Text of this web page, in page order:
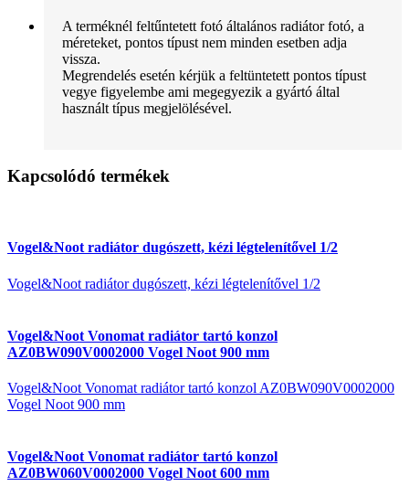
A terméknél feltűntetett fotó általános radiátor fotó, a
méreteket, pontos típust nem minden esetben adja
vissza.
Megrendelés esetén kérjük a feltüntetett pontos típust
vegye figyelembe ami megegyezik a gyártó által
használt típus megjelölésével.
Kapcsolódó termékek
Vogel&Noot radiátor dugószett, kézi légtelenítővel 1/2
Vogel&Noot radiátor dugószett, kézi légtelenítővel 1/2
Vogel&Noot Vonomat radiátor tartó konzol
AZ0BW090V0002000 Vogel Noot 900 mm
Vogel&Noot Vonomat radiátor tartó konzol AZ0BW090V0002000
Vogel Noot 900 mm
Vogel&Noot Vonomat radiátor tartó konzol
AZ0BW060V0002000 Vogel Noot 600 mm